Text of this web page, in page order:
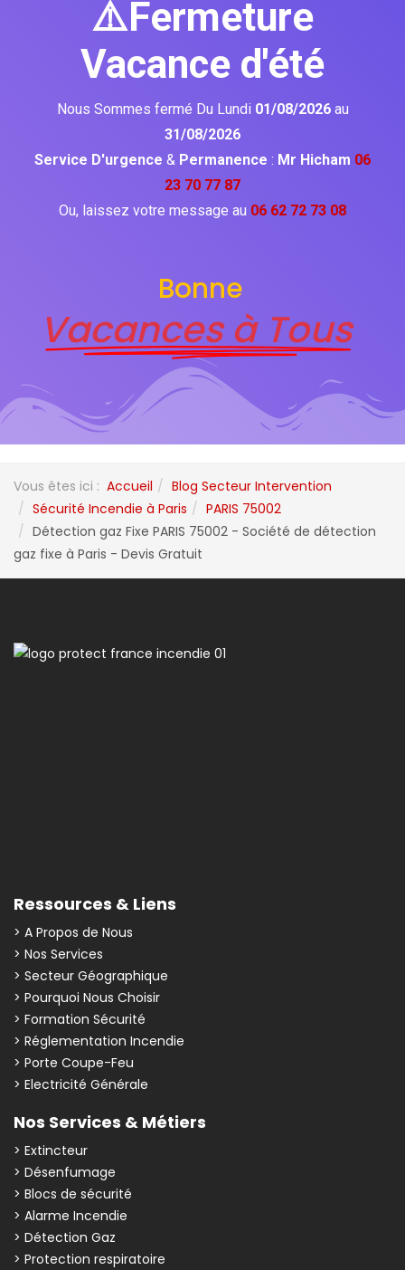
⚠️Fermeture
Vacance d'été
Nous Sommes fermé Du Lundi 01/08/2026 au
31/08/2026
Service D'urgence & Permanence : Mr Hicham 06
23 70 77 87
Ou, laissez votre message au 06 62 72 73 08
Bonne
Vacances à Tous
Vous êtes ici : Accueil
Blog Secteur Intervention
Sécurité Incendie à Paris
PARIS 75002
Détection gaz Fixe PARIS 75002 - Société de détection
gaz fixe à Paris - Devis Gratuit
Ressources & Liens
> A Propos de Nous
> Nos Services
> Secteur Géographique
> Pourquoi Nous Choisir
> Formation Sécurité
> Réglementation Incendie
> Porte Coupe-Feu
> Electricité Générale
Nos Services & Métiers
> Extincteur
> Désenfumage
> Blocs de sécurité
> Alarme Incendie
> Détection Gaz
> Protection respiratoire